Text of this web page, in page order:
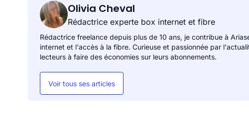
Olivia Cheval
Rédactrice experte box internet et fibre
Rédactrice freelance depuis plus de 10 ans, je contribue à
internet et l'accès à la fibre. Curieuse et passionnée par
lecteurs à faire des économies sur leurs abonnements.
Voir tous ses articles